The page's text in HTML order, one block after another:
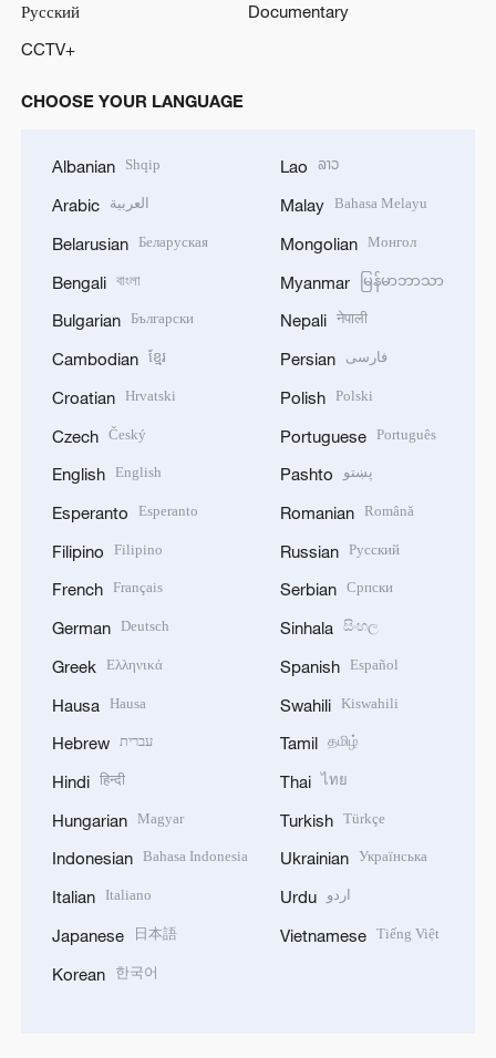
Русский
Documentary
CCTV+
CHOOSE YOUR LANGUAGE
Albanian Shqip
Arabic العربية
Belarusian Беларуская
Bengali বাংলা
Bulgarian Български
Cambodian ខ្មែរ
Croatian Hrvatski
Czech Český
English English
Esperanto Esperanto
Filipino Filipino
French Français
German Deutsch
Greek Ελληνικά
Hausa Hausa
Hebrew עברית
Hindi हिन्दी
Hungarian Magyar
Indonesian Bahasa Indonesia
Italian Italiano
Japanese 日本語
Korean 한국어
Lao ລາວ
Malay Bahasa Melayu
Mongolian Монгол
Myanmar မြန်မာဘာသာ
Nepali नेपाली
Persian فارسی
Polish Polski
Portuguese Português
Pashto پښتو
Romanian Română
Russian Русский
Serbian Српски
Sinhala සිංහල
Spanish Español
Swahili Kiswahili
Tamil தமிழ்
Thai ไทย
Turkish Türkçe
Ukrainian Українська
Urdu اردو
Vietnamese Tiếng Việt